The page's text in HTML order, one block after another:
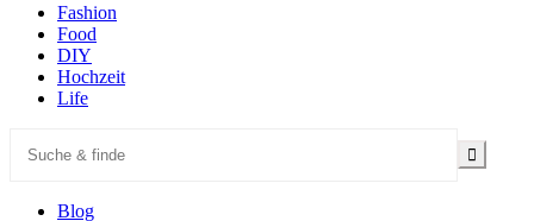
Fashion
Food
DIY
Hochzeit
Life
Blog